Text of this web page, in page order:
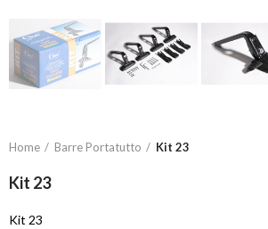
Home Barre Portatutto Kit 23
Kit 23
Kit 23